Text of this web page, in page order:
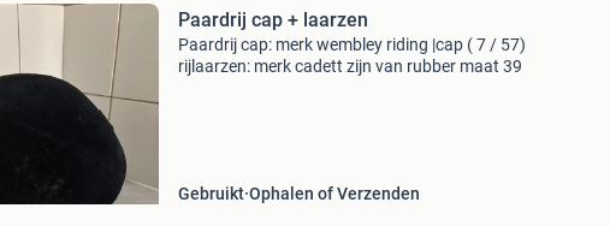
Paardrij cap + laarzen
Paardrij cap: merk wembley riding |cap ( 7 / 57)
rijlaarzen: merk cadett zijn van rubber maat 39
Gebruikt Ophalen of Verzenden